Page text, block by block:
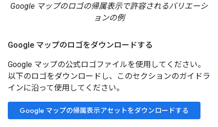
Google マップのロゴの帰属表示で許容されるバリエーシ
ョンの例
Google マップのロゴをダウンロードする
Google マップの公式ロゴファイルを使用してください。
以下のロゴをダウンロードし、このセクションのガイドラ
インに沿って使用してください。
Google マップの帰属表示アセットをダウンロードする